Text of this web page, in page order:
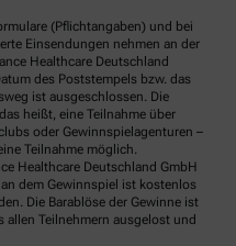
(Pflichtangaben) und bei
Einsendungen nehmen an der
Healthcare Deutschland
des Poststempels bzw. das
ist ausgeschlossen. Die
heißt, eine Teilnahme über
oder Gewinnspielagenturen –
Teilnahme möglich.
Healthcare Deutschland GmbH
dem Gewinnspiel ist kostenlos
Die Barablöse der Gewinne ist
allen Teilnehmern ausgelost und